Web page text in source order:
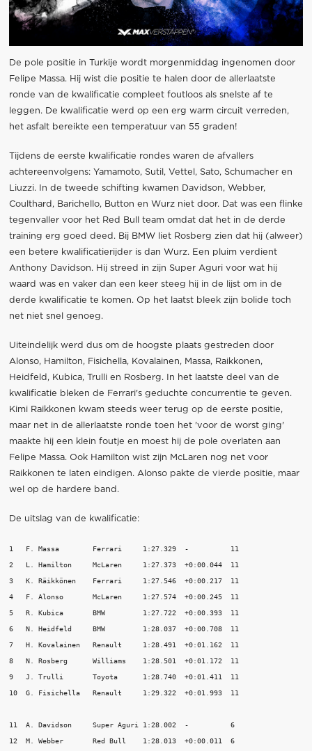
De pole positie in Turkije wordt morgenmiddag ingenomen door
Felipe Massa. Hij wist die positie te halen door de allerlaatste
ronde van de kwalificatie compleet foutloos als snelste af te
leggen. De kwalificatie werd op een erg warm circuit verreden,
het asfalt bereikte een temperatuur van 55 graden!
Tijdens de eerste kwalificatie rondes waren de afvallers
achtereenvolgens: Yamamoto, Sutil, Vettel, Sato, Schumacher en
Liuzzi. In de tweede schifting kwamen Davidson, Webber,
Coulthard, Barichello, Button en Wurz niet door. Dat was een flinke
tegenvaller voor het Red Bull team omdat dat het in de derde
training erg goed deed. Bij BMW liet Rosberg zien dat hij (alweer)
een betere kwalificatierijder is dan Wurz. Een pluim verdient
Anthony Davidson. Hij streed in zijn Super Aguri voor wat hij
waard was en vaker dan een keer steeg hij in de lijst om in de
derde kwalificatie te komen. Op het laatst bleek zijn bolide toch
net niet snel genoeg.
Uiteindelijk werd dus om de hoogste plaats gestreden door
Alonso, Hamilton, Fisichella, Kovalainen, Massa, Raikkonen,
Heidfeld, Kubica, Trulli en Rosberg. In het laatste deel van de
kwalificatie bleken de Ferrari's geduchte concurrentie te geven.
Kimi Raikkonen kwam steeds weer terug op de eerste positie,
maar net in de allerlaatste ronde toen het 'voor de worst ging'
maakte hij een klein foutje en moest hij de pole overlaten aan
Felipe Massa. Ook Hamilton wist zijn McLaren nog net voor
Raikkonen te laten eindigen. Alonso pakte de vierde positie, maar
wel op de hardere band.
De uitslag van de kwalificatie:
1   F. Massa        Ferrari     1:27.329  -          11
2   L. Hamilton     McLaren     1:27.373  +0:00.044  11
3   K. Räikkönen    Ferrari     1:27.546  +0:00.217  11
4   F. Alonso       McLaren     1:27.574  +0:00.245  11
5   R. Kubica       BMW         1:27.722  +0:00.393  11
6   N. Heidfeld     BMW         1:28.037  +0:00.708  11
7   H. Kovalainen   Renault     1:28.491  +0:01.162  11
8   N. Rosberg      Williams    1:28.501  +0:01.172  11
9   J. Trulli       Toyota      1:28.740  +0:01.411  11
10  G. Fisichella   Renault     1:29.322  +0:01.993  11
11  A. Davidson     Super Aguri 1:28.002  -          6
12  M. Webber       Red Bull    1:28.013  +0:00.011  6